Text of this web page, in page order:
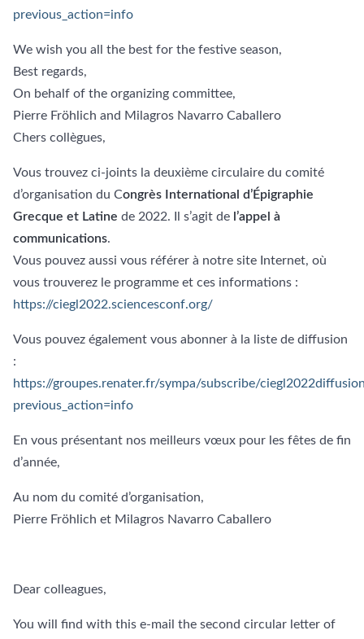
previous_action=info
We wish you all the best for the festive season,
Best regards,
On behalf of the organizing committee,
Pierre Fröhlich and Milagros Navarro Caballero
Chers collègues,
Vous trouvez ci-joints la deuxième circulaire du comité
d’organisation du Congrès International d’Épigraphie
Grecque et Latine de 2022. Il s’agit de l’appel à
communications.
Vous pouvez aussi vous référer à notre site Internet, où
vous trouverez le programme et ces informations :
https://ciegl2022.sciencesconf.org/
Vous pouvez également vous abonner à la liste de diffusion
:
https://groupes.renater.fr/sympa/subscribe/
previous_action=info
En vous présentant nos meilleurs vœux pour les fêtes de fin
d’année,
Au nom du comité d’organisation,
Pierre Fröhlich et Milagros Navarro Caballero
Dear colleagues,
You will find with this e-mail the second circular letter of